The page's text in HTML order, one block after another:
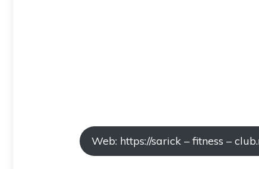
Web: https://sarick – fitness –